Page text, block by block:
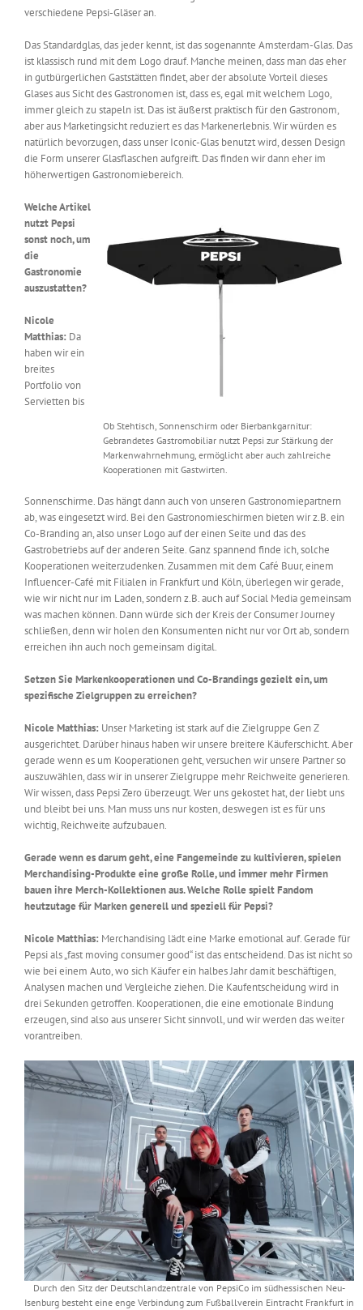
verschiedene Pepsi-Gläser an.
Das Standardglas, das jeder kennt, ist das sogenannte Amsterdam-Glas. Das
ist klassisch rund mit dem Logo drauf. Manche meinen, dass man das eher
in gutbürgerlichen Gaststätten findet, aber der absolute Vorteil dieses
Glases aus Sicht des Gastronomen ist, dass es, egal mit welchem Logo,
immer gleich zu stapeln ist. Das ist äußerst praktisch für den Gastronom,
aber aus Marketingsicht reduziert es das Markenerlebnis. Wir würden es
natürlich bevorzugen, dass unser Iconic-Glas benutzt wird, dessen Design
die Form unserer Glasflaschen aufgreift. Das finden wir dann eher im
höherwertigen Gastronomiebereich.
Ob Stehtisch, Sonnenschirm oder Bierbankgarnitur:
Gebrandetes Gastromobiliar nutzt Pepsi zur Stärkung der
Markenwahrnehmung, ermöglicht aber auch zahlreiche
Kooperationen mit Gastwirten.
Welche Artikel
nutzt Pepsi
sonst noch, um
die
Gastronomie
auszustatten?
Nicole
Matthias: Da
haben wir ein
breites
Portfolio von
Servietten bis
Sonnenschirme. Das hängt dann auch von unseren Gastronomiepartnern
ab, was eingesetzt wird. Bei den Gastronomieschirmen bieten wir z.B. ein
Co-Branding an, also unser Logo auf der einen Seite und das des
Gastrobetriebs auf der anderen Seite. Ganz spannend finde ich, solche
Kooperationen weiterzudenken. Zusammen mit dem Café Buur, einem
Influencer-Café mit Filialen in Frankfurt und Köln, überlegen wir gerade,
wie wir nicht nur im Laden, sondern z.B. auch auf Social Media gemeinsam
was machen können. Dann würde sich der Kreis der Consumer Journey
schließen, denn wir holen den Konsumenten nicht nur vor Ort ab, sondern
erreichen ihn auch noch gemeinsam digital.
Setzen Sie Markenkooperationen und Co-Brandings gezielt ein, um
spezifische Zielgruppen zu erreichen?
Nicole Matthias: Unser Marketing ist stark auf die Zielgruppe Gen Z
ausgerichtet. Darüber hinaus haben wir unsere breitere Käuferschicht. Aber
gerade wenn es um Kooperationen geht, versuchen wir unsere Partner so
auszuwählen, dass wir in unserer Zielgruppe mehr Reichweite generieren.
Wir wissen, dass Pepsi Zero überzeugt. Wer uns gekostet hat, der liebt uns
und bleibt bei uns. Man muss uns nur kosten, deswegen ist es für uns
wichtig, Reichweite aufzubauen.
Gerade wenn es darum geht, eine Fangemeinde zu kultivieren, spielen
Merchandising-Produkte eine große Rolle, und immer mehr Firmen
bauen ihre Merch-Kollektionen aus. Welche Rolle spielt Fandom
heutzutage für Marken generell und speziell für Pepsi?
Nicole Matthias: Merchandising lädt eine Marke emotional auf. Gerade für
Pepsi als „fast moving consumer good“ ist das entscheidend. Das ist nicht so
wie bei einem Auto, wo sich Käufer ein halbes Jahr damit beschäftigen,
Analysen machen und Vergleiche ziehen. Die Kaufentscheidung wird in
drei Sekunden getroffen. Kooperationen, die eine emotionale Bindung
erzeugen, sind also aus unserer Sicht sinnvoll, und wir werden das weiter
vorantreiben.
Durch den Sitz der Deutschlandzentrale von PepsiCo im südhessischen Neu-
Isenburg besteht eine enge Verbindung zum Fußballverein Eintracht Frankfurt in